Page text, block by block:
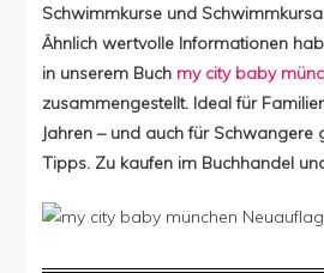
Schwimmkurse und
Ähnlich wertvolle Informationen
in unserem Buch my city baby
zusammengestellt. Ideal für
Jahren – und auch für Schwangere
Tipps. Zu kaufen im Buchhandel